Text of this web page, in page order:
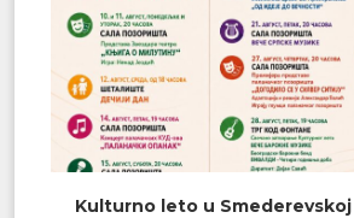
Kulturno leto u Smederevskoj